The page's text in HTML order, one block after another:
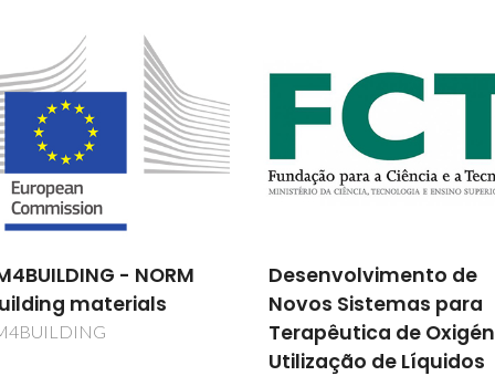
de
Sistemas para
de Oxigénio:
NANOCELL - Electrólitos
Nanocompósitos para
pilhas de combustível
temperatura